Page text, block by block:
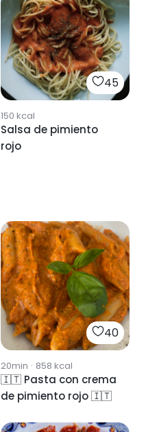
45
150 kcal
Salsa de pimiento
rojo
40
20min · 858 kcal
🇮🇹 Pasta con crema
de pimiento rojo 🇮🇹